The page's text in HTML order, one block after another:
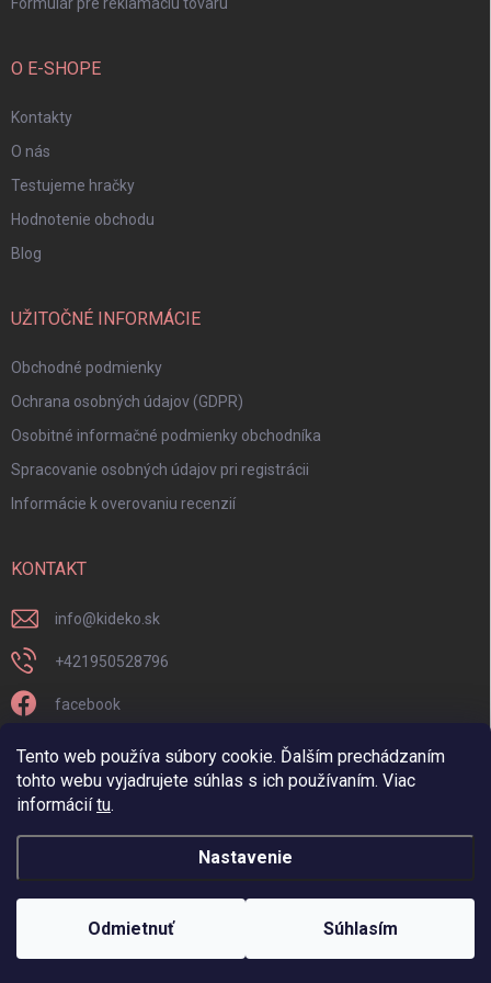
Tento web používa súbory cookie. Ďalším prechádzaním
tohto webu vyjadrujete súhlas s ich používaním. Viac
informáciítu.
Nastavenie
Odmietnuť Súhlasím
O E-SHOPE
Kontakty
O nás
Testujeme hračky
Hodnotenie obchodu
Blog
UŽITOČNÉ INFORMÁCIE
Obchodné podmienky
Ochrana osobných údajov (GDPR)
Osobitné informačné podmienky obchodníka
Spracovanie osobných údajov pri registrácii
Informácie k overovaniu recenzií
KONTAKT
info@kideko.sk
+421950528796
facebook
kideko.sk/
Vytvoril Shoptet
Copyright 2026 . Všetky práva vyhradené.